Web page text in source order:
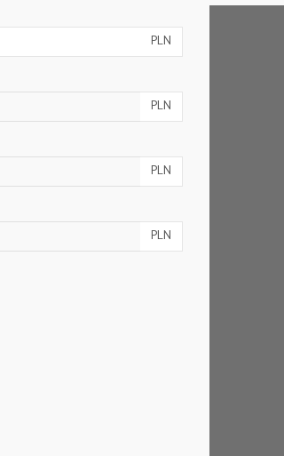
PLN
PLN
PLN
PLN